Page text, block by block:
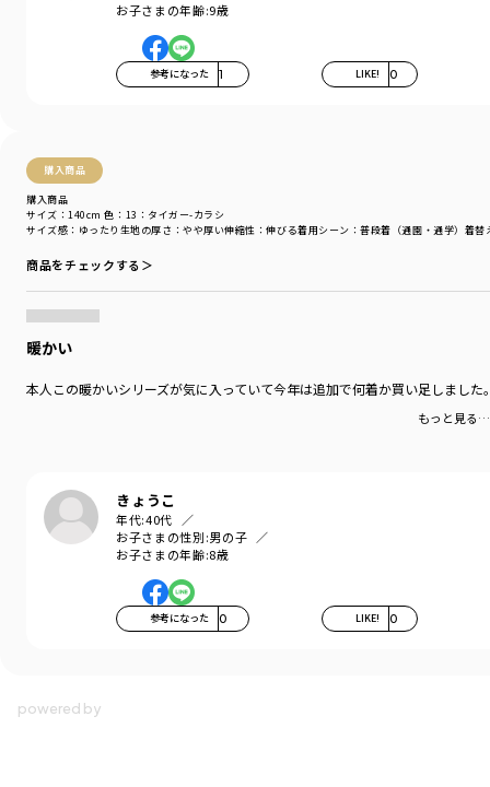
お子さまの年齢:9歳
参考になった 1 LIKE! 0
購入商品
購入商品
サイズ感 ：ゆったり 生地の厚さ ：やや厚い伸縮性 ：伸びる着用シーン ：普段着（通園・通学） 着替
サイズ：140cm 色：13：タイガー-カラシ
商品をチェックする＞
暖かい
本人この暖かいシリーズが気に入っていて今年は追加で何着か買い足しました
もっと見る…
きょうこ
年代:40代
お子さまの性別:男の子
お子さまの年齢:8歳
参考になった 0 LIKE! 0